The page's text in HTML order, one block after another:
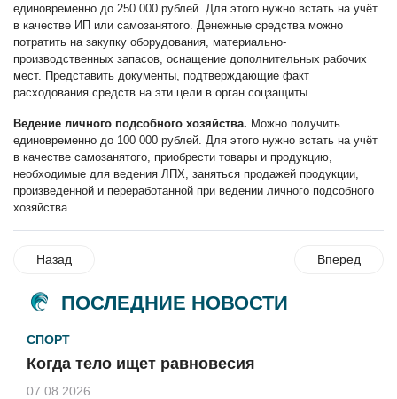
единовременно до 250 000 рублей. Для этого нужно встать на учёт
в качестве ИП или самозанятого. Денежные средства можно
потратить на закупку оборудования, материально-
производственных запасов, оснащение дополнительных рабочих
мест. Представить документы, подтверждающие факт
расходования средств на эти цели в орган соцзащиты.
Ведение личного подсобного хозяйства. Можно получить
единовременно до 100 000 рублей. Для этого нужно встать на учёт
в качестве самозанятого, приобрести товары и продукцию,
необходимые для ведения ЛПХ, заняться продажей продукции,
произведенной и переработанной при ведении личного подсобного
хозяйства.
Назад Вперед
ПОСЛЕДНИЕ НОВОСТИ
СПОРТ
Когда тело ищет равновесия
07.08.2026